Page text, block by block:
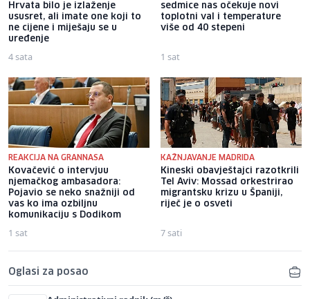
Hrvata bilo je izlaženje
ususret, ali imate one koji to
ne cijene i miješaju se u
uređenje
4 sata
sedmice nas očekuje novi
toplotni val i temperature
više od 40 stepeni
1 sat
REAKCIJA NA GRANNASA
Kovačević o intervjuu
njemačkog ambasadora:
Pojavio se neko snažniji od
vas ko ima ozbiljnu
komunikaciju s Dodikom
1 sat
KAŽNJAVANJE MADRIDA
Kineski obavještajci razotkrili
Tel Aviv: Mossad orkestrirao
migrantsku krizu u Španiji,
riječ je o osveti
7 sati
Oglasi za posao